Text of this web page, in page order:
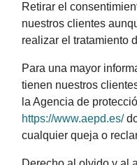
Retirar el
nuestros clientes
realizar el tratamiento
Para una mayor
tienen nuestros
la Agencia de
https://www.aepd.es/
cualquier queja o